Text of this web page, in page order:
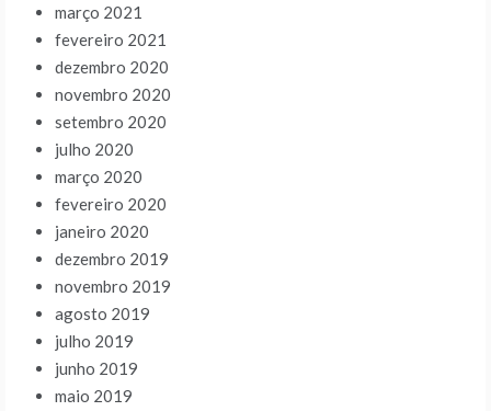
março 2021
fevereiro 2021
dezembro 2020
novembro 2020
setembro 2020
julho 2020
março 2020
fevereiro 2020
janeiro 2020
dezembro 2019
novembro 2019
agosto 2019
julho 2019
junho 2019
maio 2019